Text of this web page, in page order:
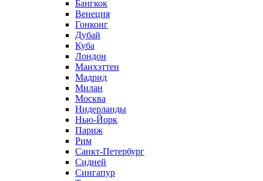
Бангкок
Венеция
Гонконг
Дубай
Куба
Лондон
Манхэттен
Мадрид
Милан
Москва
Нидерланды
Нью-Йорк
Париж
Рим
Санкт-Петербург
Сидней
Сингапур